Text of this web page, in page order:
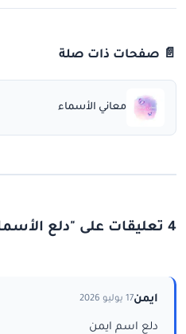
📄 صفحات ذات صلة
معاني الأسماء
4 تعليقات على "دلع الأسماء"
ايمن17 يوليو 2026
دلع اسم ايمن